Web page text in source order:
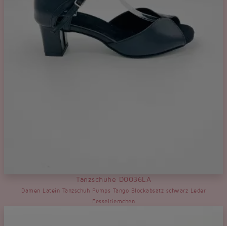
Tanzschuhe D0036LA
Damen Latein Tanzschuh Pumps Tango Blockabsatz schwarz Leder
Fesselriemchen